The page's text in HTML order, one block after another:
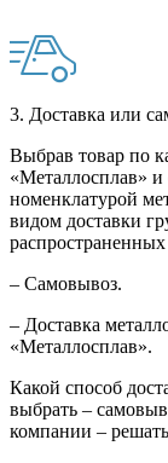
3. Доставка или
Выбрав товар по
«Металлосплав»
номенклатурой
видом доставки
– Самовывоз.
– Доставка
«Металлосплав».
Какой способ
выбрать –
компании –